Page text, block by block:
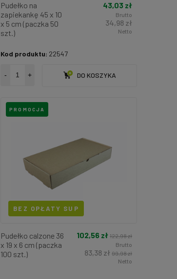
Pudełko na
zapiekankę 45 x 10
x 5 cm (paczka 50
szt.)
43,03 zł
Brutto
34,98 zł
Netto
Kod produktu: 22547
+
- DO KOSZYKA
Pudełko calzone 36
x 19 x 6 cm (paczka
100 szt.)
102,56 zł 122,98 zł
Brutto
83,38 zł 99,98 zł
Netto
PROMOCJA
BEZ OPŁATY SUP